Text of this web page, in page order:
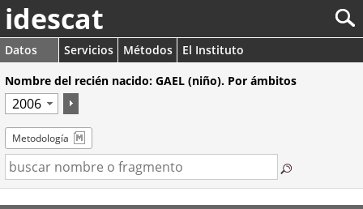
idescat
Datos Servicios Métodos
El Instituto
Nombre del recién nacido: GAEL (niño). Por ámbitos
Metodología